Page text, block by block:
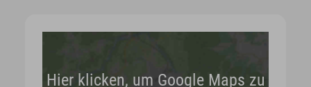
Hier klicken, um Google Maps zu